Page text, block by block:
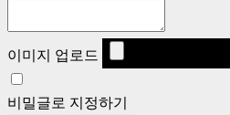
이미지 업로드
비밀글로 지정하기